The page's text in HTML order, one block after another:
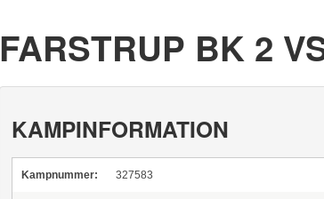
FARSTRUP BK 2
KAMPINFORMATION
Kampnummer: 327583